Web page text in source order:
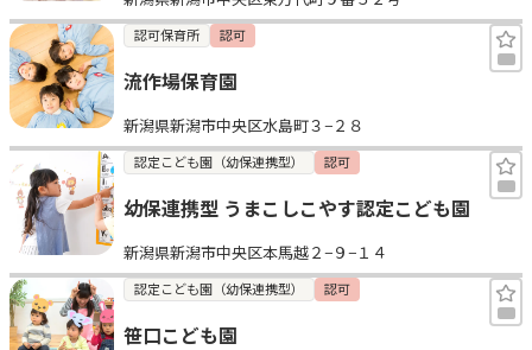
認可保育所 認可
流作場保育園
新潟県新潟市中央区水島町３−２８
認定こども園（幼保連携型） 認可
幼保連携型 うまこしこやす認定こども園
新潟県新潟市中央区本馬越２−９−１４
認定こども園（幼保連携型） 認可
笹口こども園